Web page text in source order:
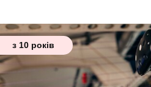
з 10 років